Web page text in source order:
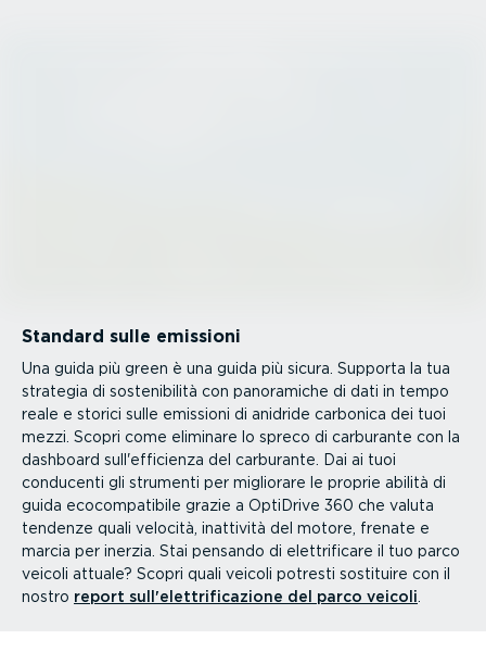
Standard sulle emissioni
Una guida più green è una guida più sicura. Supporta la tua
strategia di soste­ni­bilità con panoramiche di dati in tempo
reale e storici sulle emissioni di anidride carbonica dei tuoi
mezzi. Scopri come eliminare lo spreco di carburante con la
dashboard sull'efficienza del carburante. Dai ai tuoi
conducenti gli strumenti per migliorare le proprie abilità di
guida ecocom­pa­tibile grazie a OptiDrive 360 che valuta
tendenze quali velocità, inattività del motore, frenate e
marcia per inerzia. Stai pensando di elettri­ficare il tuo parco
veicoli attuale? Scopri quali veicoli potresti sostituire con il
nostro report sull'elettri­fi­ca­zione del parco veicoli